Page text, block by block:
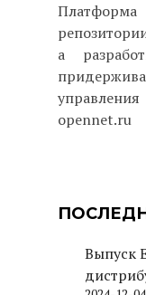
Платформа
а
opennet.ru
Выпуск